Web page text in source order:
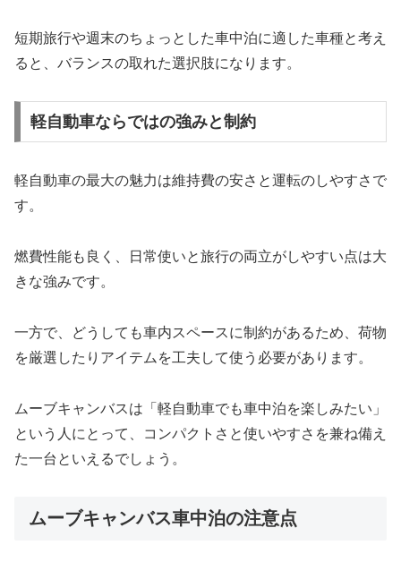
短期旅行や週末のちょっとした車中泊に適した車種と考え
ると、バランスの取れた選択肢になります。
軽自動車ならではの強みと制約
軽自動車の最大の魅力は維持費の安さと運転のしやすさで
す。
燃費性能も良く、日常使いと旅行の両立がしやすい点は大
きな強みです。
一方で、どうしても車内スペースに制約があるため、荷物
を厳選したりアイテムを工夫して使う必要があります。
ムーブキャンバスは「軽自動車でも車中泊を楽しみたい」
という人にとって、コンパクトさと使いやすさを兼ね備え
た一台といえるでしょう。
ムーブキャンバス車中泊の注意点